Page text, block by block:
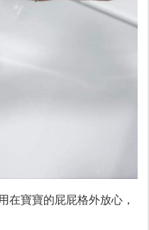
在寶寶的屁屁格外放心，